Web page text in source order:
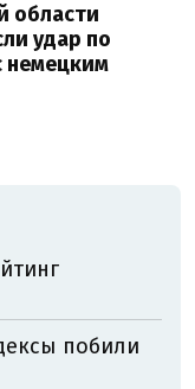
области
удар по
немецким
побили